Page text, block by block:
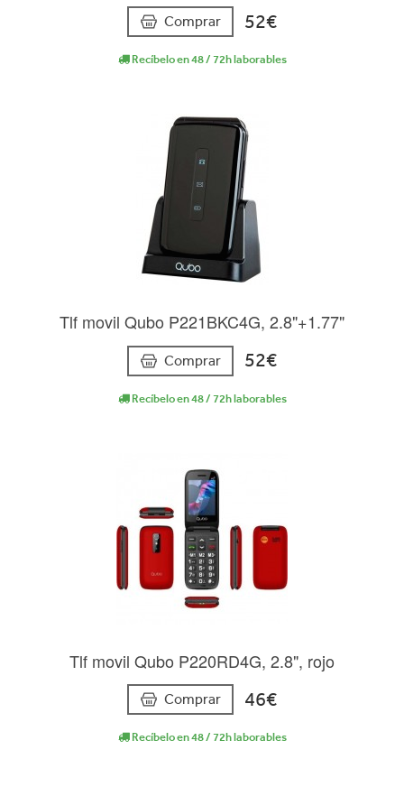
Comprar 52€
Recíbelo en 48 / 72h laborables
Tlf movil Qubo P221BKC4G, 2.8"+1.77"
Comprar 52€
Recíbelo en 48 / 72h laborables
Tlf movil Qubo P220RD4G, 2.8", rojo
Comprar 46€
Recíbelo en 48 / 72h laborables